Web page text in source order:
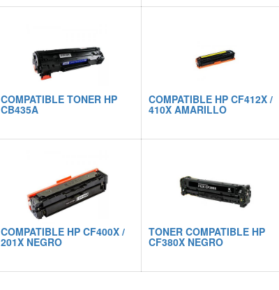
COMPATIBLE TONER HP
CB435A
COMPATIBLE HP CF412X /
410X AMARILLO
COMPATIBLE HP CF400X /
201X NEGRO
TONER COMPATIBLE HP
CF380X NEGRO